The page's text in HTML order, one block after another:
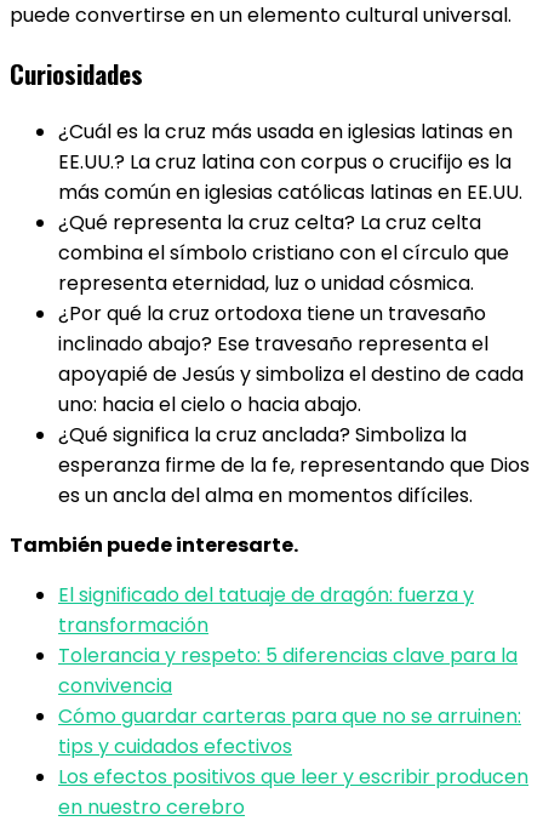
puede convertirse en un elemento cultural universal.
Curiosidades
¿Cuál es la cruz más usada en iglesias latinas en
EE.UU.? La cruz latina con corpus o crucifijo es la
más común en iglesias católicas latinas en EE.UU.
¿Qué representa la cruz celta? La cruz celta
combina el símbolo cristiano con el círculo que
representa eternidad, luz o unidad cósmica.
¿Por qué la cruz ortodoxa tiene un travesaño
inclinado abajo? Ese travesaño representa el
apoyapié de Jesús y simboliza el destino de cada
uno: hacia el cielo o hacia abajo.
¿Qué significa la cruz anclada? Simboliza la
esperanza firme de la fe, representando que Dios
es un ancla del alma en momentos difíciles.
También puede interesarte.
El significado del tatuaje de dragón: fuerza y
transformación
Tolerancia y respeto: 5 diferencias clave para la
convivencia
Cómo guardar carteras para que no se arruinen:
tips y cuidados efectivos
Los efectos positivos que leer y escribir producen
en nuestro cerebro